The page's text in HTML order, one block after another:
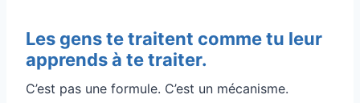
Les gens te traitent comme tu leur
apprends à te traiter.
C’est pas une formule. C’est un mécanisme.